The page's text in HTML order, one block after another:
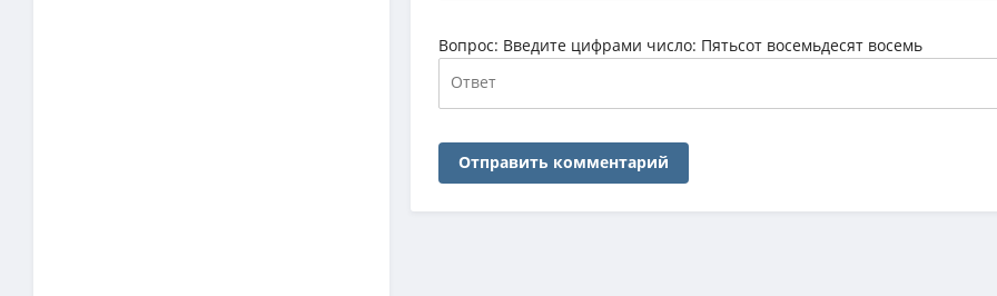
Вопрос: Введите цифрами число: Пятьсот восемьдесят восемь
Отправить комментарий